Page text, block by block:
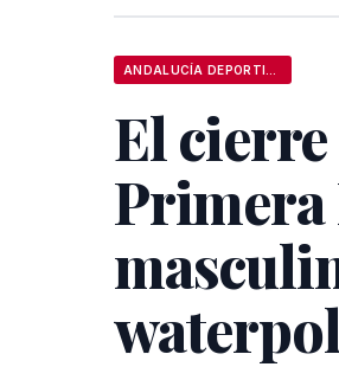
El cierre
Primera